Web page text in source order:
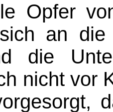
Opfer
an die
die
nicht vor